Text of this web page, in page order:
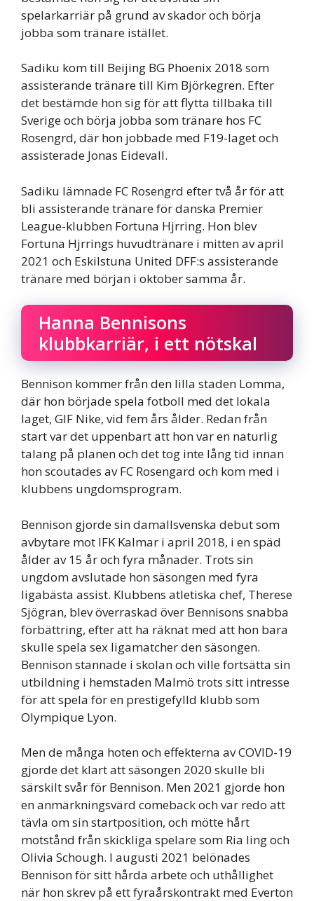
spelarkarriär på grund av skador och börja
jobba som tränare istället.
Sadiku kom till Beijing BG Phoenix 2018 som
assisterande tränare till Kim Björkegren. Efter
det bestämde hon sig för att flytta tillbaka till
Sverige och börja jobba som tränare hos FC
Rosengrd, där hon jobbade med F19-laget och
assisterade Jonas Eidevall.
Sadiku lämnade FC Rosengrd efter två år för att
bli assisterande tränare för danska Premier
League-klubben Fortuna Hjrring. Hon blev
Fortuna Hjrrings huvudtränare i mitten av april
2021 och Eskilstuna United DFF:s assisterande
tränare med början i oktober samma år.
Hanna Bennisons
klubbkarriär, i ett nötskal
Bennison kommer från den lilla staden Lomma,
där hon började spela fotboll med det lokala
laget, GIF Nike, vid fem års ålder. Redan från
start var det uppenbart att hon var en naturlig
talang på planen och det tog inte lång tid innan
hon scoutades av FC Rosengard och kom med i
klubbens ungdomsprogram.
Bennison gjorde sin damallsvenska debut som
avbytare mot IFK Kalmar i april 2018, i en späd
ålder av 15 år och fyra månader. Trots sin
ungdom avslutade hon säsongen med fyra
ligabästa assist. Klubbens atletiska chef, Therese
Sjögran, blev överraskad över Bennisons snabba
förbättring, efter att ha räknat med att hon bara
skulle spela sex ligamatcher den säsongen.
Bennison stannade i skolan och ville fortsätta sin
utbildning i hemstaden Malmö trots sitt intresse
för att spela för en prestigefylld klubb som
Olympique Lyon.
Men de många hoten och effekterna av COVID-19
gjorde det klart att säsongen 2020 skulle bli
särskilt svår för Bennison. Men 2021 gjorde hon
en anmärkningsvärd comeback och var redo att
tävla om sin startposition, och mötte hårt
motstånd från skickliga spelare som Ria ling och
Olivia Schough. I augusti 2021 belönades
Bennison för sitt hårda arbete och uthållighet
när hon skrev på ett fyraårskontrakt med Everton